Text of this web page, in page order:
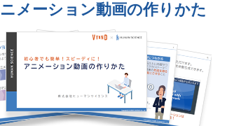
メーション動画の作りかた